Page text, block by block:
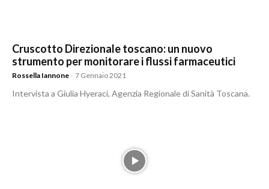
Cruscotto Direzionale toscano: un nuovo
strumento per monitorare i flussi farmaceutici
Rossella Iannone - 7 Gennaio 2021
Intervista a Giulia Hyeraci, Agenzia Regionale di Sanità Toscana.